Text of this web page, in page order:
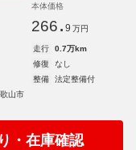
本体価格
266. 9 万円
走行
0.7万km
修復
なし
整備
法定整備付
山市
・在庫確認